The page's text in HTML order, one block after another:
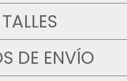
DE ENVÍO